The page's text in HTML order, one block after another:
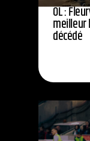
OL :
meilleur
décédé